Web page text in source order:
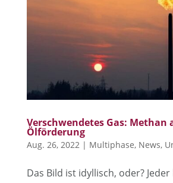
Verschwendetes Gas: Methan
Ölförderung
Aug. 26, 2022| Multiphase, News,
Das Bild ist idyllisch, oder?